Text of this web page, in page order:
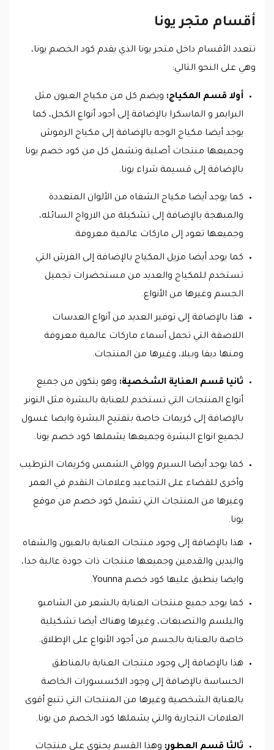
أقسام متجر يونا
تتعدد الأقسام داخل متجر يونا الذي يقدم كود الخصم يونا،
وهي على النحو التالي:
أولا قسم المكياج: ويضم كل من مكياج العيون مثل
البرايمر و الماسكرا بالإضافة إلى أجود أنواع الكحل، كما
يوجد أيضا مكياج الوجه بالإضافة إلى مكياج الرموش
وجميعها منتجات أصلية وتشمل كل من كود خصم يونا
بالإضافة إلى قسيمة شراء يونا.
كما يوجد أيضا مكياج الشفاه من الألوان المتعددة
والمبهجة بالإضافة إلى تشكيلة من الارواج السائله،
وجميعها تعود إلى ماركات عالمية معروفة.
كما يوجد أيضا مزيل المكياج بالإضافة إلى الفرش التي
تستخدم للمكياج والعديد من مستحضرات تجميل
الجسم وغيرها من الأنواع.
هذا بالإضافة إلى توفير العديد من أنواع العدسات
اللاصقة التي تحمل أسماء ماركات عالمية معروفة
ومنها ديفا وبيلا، وغيرها من المنتجات.
ثانيا قسم العناية الشخصية: وهو يتكون من جميع
أنواع المنتجات التي تستخدم للعناية بالبشرة مثل التونر
بالإضافة إلى كريمات خاصة بتفتيح البشرة وايضا غسول
لجميع انواع البشرة وجميعها يشملها كود خصم يونا.
كما يوجد أيضا السيرم وواقي الشمس وكريمات الترطيب
وأخرى للقضاء على التجاعيد وعلامات التقدم في العمر
وغيرها من المنتجات التي تشمل كود خصم من موقع
يونا.
هذا بالإضافة إلى وجود منتجات العناية بالعيون والشفاه
واليدين والقدمين وجميعها منتجات ذات جودة عالية جدا،
وايضا ينطبق عليها كود خصم Younna.
كما يوجد جميع منتجات العناية بالشعر من الشامبو
والبلسم والتصبغات، وغيرها وهناك أيضا تشكيلية
خاصة بالعناية بالجسم من أجود الأنواع على الإطلاق.
هذا بالإضافة إلى وجود منتجات العناية بالمناطق
الحساسة بالإضافة إلى وجود الاكسسورات الخاصة
بالعناية الشخصية وغيرها من المنتجات التي تتبع أقوى
العلامات التجارية والتي يشملها كود الخصم من يونا.
ثالثا قسم العطور: وهذا القسم يحتوي على منتجات